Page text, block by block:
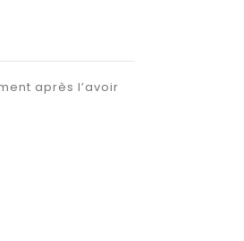
après l’avoir